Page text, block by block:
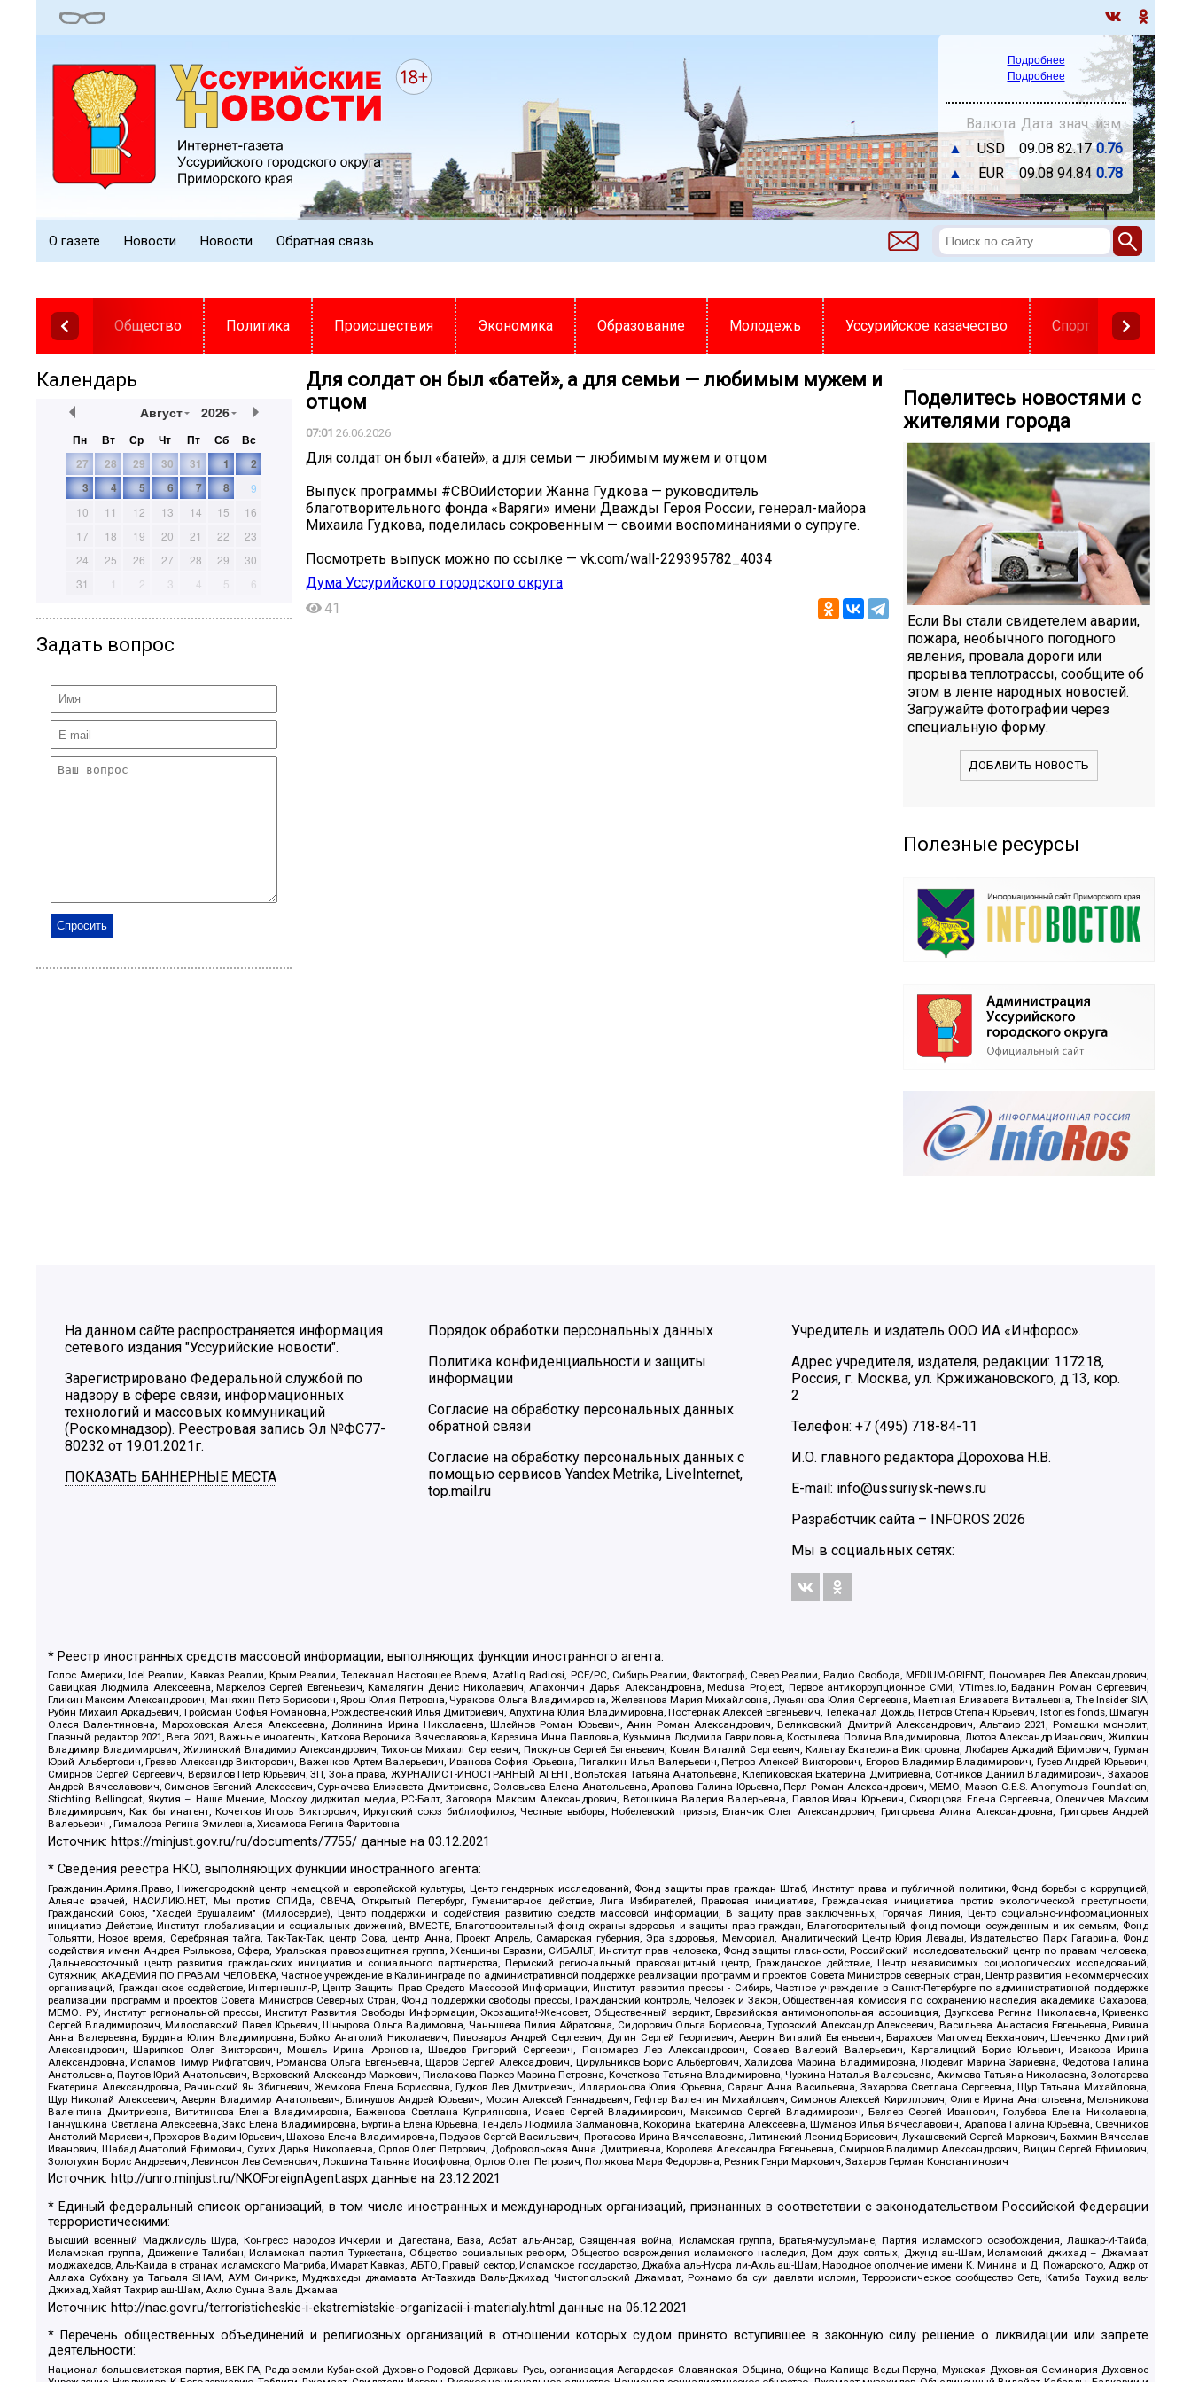
Подробнее
Подробнее
Валюта Дата знач. изм.
▲
USD 09.08 82.17 0.76
▲
EUR 09.08 94.84 0.78
О газете Новости Новости Обратная связь
Общество Политика Происшествия Экономика Образование Молодежь Уссурийское казачество Спорт
Календарь
Август 2026
Пн Вт Ср Чт Пт Сб
Вс
27
28 29 30 31 1
2
3
4 5 6 7 8
9
10
11 12 13 14 15
16
17
18 19 20 21 22
23
24
25 26 27 28 29
30
31
1 2 3 4 5 6
Задать вопрос
Для солдат он был «батей», а для семьи — любимым мужем и
отцом
07:01 26.06.2026
Для солдат он был «батей», а для семьи — любимым мужем и отцом
Выпуск программы #СВОиИстории Жанна Гудкова — руководитель
благотворительного фонда «Варяги» имени Дважды Героя России, генерал-майора
Михаила Гудкова, поделилась сокровенным — своими воспоминаниями о супруге.
Посмотреть выпуск можно по ссылке — vk.com/wall-229395782_4034
Дума Уссурийского городского округа
41
Поделитесь новостями с
жителями города
Если Вы стали свидетелем аварии,
пожара, необычного погодного
явления, провала дороги или
прорыва теплотрассы, сообщите об
этом в ленте народных новостей.
Загружайте фотографии через
специальную форму.
ДОБАВИТЬ НОВОСТЬ
Полезные ресурсы
На данном сайте распространяется информация
сетевого издания "Уссурийские новости".
Зарегистрировано Федеральной службой по
надзору в сфере связи, информационных
технологий и массовых коммуникаций
(Роскомнадзор). Реестровая запись Эл №ФС77-
80232 от 19.01.2021г.
ПОКАЗАТЬ БАННЕРНЫЕ МЕСТА
Порядок обработки персональных данных
Политика конфиденциальности и защиты
информации
Согласие на обработку персональных данных
обратной связи
Согласие на обработку персональных данных с
помощью сервисов Yandex.Metrika, LiveInternet,
top.mail.ru
Учредитель и издатель ООО ИА «Инфорос».
Адрес учредителя, издателя, редакции: 117218,
Россия, г. Москва, ул. Кржижановского, д.13, кор.
2
Телефон: +7 (495) 718-84-11
И.О. главного редактора Дорохова Н.В.
E-mail: info@ussuriysk-news.ru
Разработчик сайта – INFOROS 2026
Мы в социальных сетях:
* Реестр иностранных средств массовой информации, выполняющих функции иностранного агента:
Голос Америки, Idel.Реалии, Кавказ.Реалии, Крым.Реалии, Телеканал Настоящее Время, Azatliq Radiosi, PCE/PC, Сибирь.Реалии, Фактограф, Север.Реалии, Радио Свобода, MEDIUM-ORIENT, Пономарев Лев Александрович,
Савицкая Людмила Алексеевна, Маркелов Сергей Евгеньевич, Камалягин Денис Николаевич, Апахончич Дарья Александровна, Medusa Project, Первое антикоррупционное СМИ, VTimes.io, Баданин Роман Сергеевич,
Гликин Максим Александрович, Маняхин Петр Борисович, Ярош Юлия Петровна, Чуракова Ольга Владимировна, Железнова Мария Михайловна, Лукьянова Юлия Сергеевна, Маетная Елизавета Витальевна, The Insider SIA,
Рубин Михаил Аркадьевич, Гройсман Софья Романовна, Рождественский Илья Дмитриевич, Апухтина Юлия Владимировна, Постернак Алексей Евгеньевич, Телеканал Дождь, Петров Степан Юрьевич, Istories fonds, Шмагун
Олеся Валентиновна, Мароховская Алеся Алексеевна, Долинина Ирина Николаевна, Шлейнов Роман Юрьевич, Анин Роман Александрович, Великовский Дмитрий Александрович, Альтаир 2021, Ромашки монолит,
Главный редактор 2021, Вега 2021, Важные иноагенты, Каткова Вероника Вячеславовна, Карезина Инна Павловна, Кузьмина Людмила Гавриловна, Костылева Полина Владимировна, Лютов Александр Иванович, Жилкин
Владимир Владимирович, Жилинский Владимир Александрович, Тихонов Михаил Сергеевич, Пискунов Сергей Евгеньевич, Ковин Виталий Сергеевич, Кильтау Екатерина Викторовна, Любарев Аркадий Ефимович, Гурман
Юрий Альбертович, Грезев Александр Викторович, Важенков Артем Валерьевич, Иванова София Юрьевна, Пигалкин Илья Валерьевич, Петров Алексей Викторович, Егоров Владимир Владимирович, Гусев Андрей Юрьевич,
Смирнов Сергей Сергеевич, Верзилов Петр Юрьевич, ЗП, Зона права, ЖУРНАЛИСТ-ИНОСТРАННЫЙ АГЕНТ, Вольтская Татьяна Анатольевна, Клепиковская Екатерина Дмитриевна, Сотников Даниил Владимирович, Захаров
Андрей Вячеславович, Симонов Евгений Алексеевич, Сурначева Елизавета Дмитриевна, Соловьева Елена Анатольевна, Арапова Галина Юрьевна, Перл Роман Александрович, МЕМО, Mason G.E.S. Anonymous Foundation,
Stichting Bellingcat, Якутия – Наше Мнение, Москоу диджитал медиа, РС-Балт, Заговора Максим Александрович, Ветошкина Валерия Валерьевна, Павлов Иван Юрьевич, Скворцова Елена Сергеевна, Оленичев Максим
Владимирович, Как бы инагент, Кочетков Игорь Викторович, Иркутский союз библиофилов, Честные выборы, Нобелевский призыв, Еланчик Олег Александрович, Григорьева Алина Александровна, Григорьев Андрей
Валерьевич , Гималова Регина Эмилевна, Хисамова Регина Фаритовна
Источник: https://minjust.gov.ru/ru/documents/7755/ данные на03.12.2021
* Сведения реестра НКО, выполняющих функции иностранного агента:
Гражданин.Армия.Право, Нижегородский центр немецкой и европейской культуры, Центр гендерных исследований, Фонд защиты прав граждан Штаб, Институт права и публичной политики, Фонд борьбы с коррупцией,
Альянс врачей, НАСИЛИЮ.НЕТ, Мы против СПИДа, СВЕЧА, Открытый Петербург, Гуманитарное действие, Лига Избирателей, Правовая инициатива, Гражданская инициатива против экологической преступности,
Гражданский Союз, "Хасдей Ерушалаим" (Милосердие), Центр поддержки и содействия развитию средств массовой информации, В защиту прав заключенных, Горячая Линия, Центр социально-информационных
инициатив Действие, Институт глобализации и социальных движений, ВМЕСТЕ, Благотворительный фонд охраны здоровья и защиты прав граждан, Благотворительный фонд помощи осужденным и их семьям, Фонд
Тольятти, Новое время, Серебряная тайга, Так-Так-Так, центр Сова, центр Анна, Проект Апрель, Самарская губерния, Эра здоровья, Мемориал, Аналитический Центр Юрия Левады, Издательство Парк Гагарина, Фонд
содействия имени Андрея Рылькова, Сфера, Уральская правозащитная группа, Женщины Евразии, СИБАЛЬТ, Институт прав человека, Фонд защиты гласности, Российский исследовательский центр по правам человека,
Дальневосточный центр развития гражданских инициатив и социального партнерства, Пермский региональный правозащитный центр, Гражданское действие, Центр независимых социологических исследований,
Сутяжник, АКАДЕМИЯ ПО ПРАВАМ ЧЕЛОВЕКА, Частное учреждение в Калининграде по административной поддержке реализации программ и проектов Совета Министров северных стран, Центр развития некоммерческих
организаций, Гражданское содействие, Интернешнл-Р, Центр Защиты Прав Средств Массовой Информации, Институт развития прессы - Сибирь, Частное учреждение в Санкт-Петербурге по административной поддержке
реализации программ и проектов Совета Министров Северных Стран, Фонд поддержки свободы прессы, Гражданский контроль, Человек и Закон, Общественная комиссия по сохранению наследия академика Сахарова,
МЕМО. РУ, Институт региональной прессы, Институт Развития Свободы Информации, Экозащита!-Женсовет, Общественный вердикт, Евразийская антимонопольная ассоциация, Дзугкоева Регина Николаевна, Кривенко
Сергей Владимирович, Милославский Павел Юрьевич, Шнырова Ольга Вадимовна, Чанышева Лилия Айратовна, Сидорович Ольга Борисовна, Туровский Александр Алексеевич, Васильева Анастасия Евгеньевна, Ривина
Анна Валерьевна, Бурдина Юлия Владимировна, Бойко Анатолий Николаевич, Пивоваров Андрей Сергеевич, Дугин Сергей Георгиевич, Аверин Виталий Евгеньевич, Барахоев Магомед Бекханович, Шевченко Дмитрий
Александрович, Шарипков Олег Викторович, Мошель Ирина Ароновна, Шведов Григорий Сергеевич, Пономарев Лев Александрович, Созаев Валерий Валерьевич, Каргалицкий Борис Юльевич, Исакова Ирина
Александровна, Исламов Тимур Рифгатович, Романова Ольга Евгеньевна, Щаров Сергей Алексадрович, Цирульников Борис Альбертович, Халидова Марина Владимировна, Людевиг Марина Зариевна, Федотова Галина
Анатольевна, Паутов Юрий Анатольевич, Верховский Александр Маркович, Пислакова-Паркер Марина Петровна, Кочеткова Татьяна Владимировна, Чуркина Наталья Валерьевна, Акимова Татьяна Николаевна, Золотарева
Екатерина Александровна, Рачинский Ян Збигневич, Жемкова Елена Борисовна, Гудков Лев Дмитриевич, Илларионова Юлия Юрьевна, Саранг Анна Васильевна, Захарова Светлана Сергеевна, Щур Татьяна Михайловна,
Щур Николай Алексеевич, Аверин Владимир Анатольевич, Блинушов Андрей Юрьевич, Мосин Алексей Геннадьевич, Гефтер Валентин Михайлович, Симонов Алексей Кириллович, Флиге Ирина Анатольевна, Мельникова
Валентина Дмитриевна, Вититинова Елена Владимировна, Баженова Светлана Куприяновна, Исаев Сергей Владимирович, Максимов Сергей Владимирович, Беляев Сергей Иванович, Голубева Елена Николаевна,
Ганнушкина Светлана Алексеевна, Закс Елена Владимировна, Буртина Елена Юрьевна, Гендель Людмила Залмановна, Кокорина Екатерина Алексеевна, Шуманов Илья Вячеславович, Арапова Галина Юрьевна, Свечников
Анатолий Мариевич, Прохоров Вадим Юрьевич, Шахова Елена Владимировна, Подузов Сергей Васильевич, Протасова Ирина Вячеславовна, Литинский Леонид Борисович, Лукашевский Сергей Маркович, Бахмин Вячеслав
Иванович, Шабад Анатолий Ефимович, Сухих Дарья Николаевна, Орлов Олег Петрович, Добровольская Анна Дмитриевна, Королева Александра Евгеньевна, Смирнов Владимир Александрович, Вицин Сергей Ефимович,
Золотухин Борис Андреевич, Левинсон Лев Семенович, Локшина Татьяна Иосифовна, Орлов Олег Петрович, Полякова Мара Федоровна, Резник Генри Маркович, Захаров Герман Константинович
Источник: http://unro.minjust.ru/NKOForeignAgent.aspx данные на23.12.2021
* Единый федеральный список организаций, в том числе иностранных и международных организаций, признанных в соответствии с законодательством Российской Федерации
террористическими:
Высший военный Маджлисуль Шура, Конгресс народов Ичкерии и Дагестана, База, Асбат аль-Ансар, Священная война, Исламская группа, Братья-мусульмане, Партия исламского освобождения, Лашкар-И-Тайба,
Исламская группа, Движение Талибан, Исламская партия Туркестана, Общество социальных реформ, Общество возрождения исламского наследия, Дом двух святых, Джунд аш-Шам, Исламский джихад – Джамаат
моджахедов, Аль-Каида в странах исламского Магриба, Имарат Кавказ, АБТО, Правый сектор, Исламское государство, Джабха аль-Нусра ли-Ахль аш-Шам, Народное ополчение имени К. Минина и Д. Пожарского, Аджр от
Аллаха Субхану уа Тагьаля SHAM, АУМ Синрике, Муджахеды джамаата Ат-Тавхида Валь-Джихад, Чистопольский Джамаат, Рохнамо ба суи давлати исломи, Террористическое сообщество Сеть, Катиба Таухид валь-
Джихад, Хайят Тахрир аш-Шам, Ахлю Сунна Валь Джамаа
Источник: http://nac.gov.ru/terroristicheskie-i-ekstremistskie-organizacii-i-materialy.html данные на06.12.2021
* Перечень общественных объединений и религиозных организаций в отношении которых судом принято вступившее в законную силу решение о ликвидации или запрете
деятельности:
Национал-большевистская партия, ВЕК РА, Рада земли Кубанской Духовно Родовой Державы Русь, организация Асгардская Славянская Община, Община Капища Веды Перуна, Мужская Духовная Семинария Духовное